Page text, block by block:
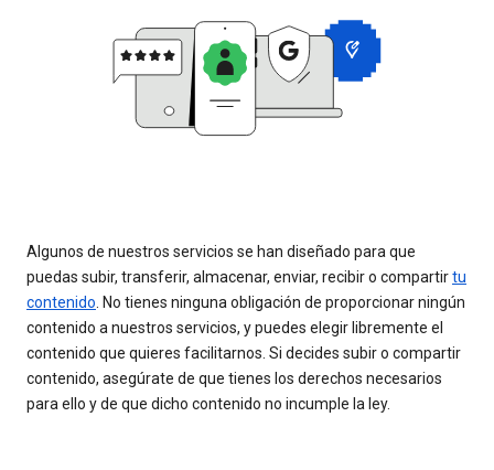
Algunos de nuestros servicios se han diseñado para que
puedas subir, transferir, almacenar, enviar, recibir o compartirtu
contenido. No tienes ninguna obligación de proporcionar ningún
contenido a nuestros servicios, y puedes elegir libremente el
contenido que quieres facilitarnos. Si decides subir o compartir
contenido, asegúrate de que tienes los derechos necesarios
para ello y de que dicho contenido no incumple la ley.